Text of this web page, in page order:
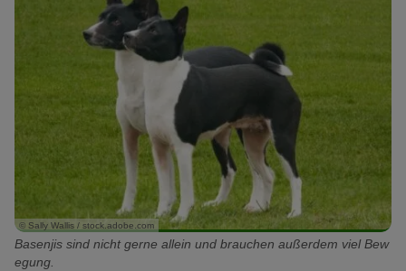
© Sally Wallis / stock.adobe.com
Basenjis sind nicht gerne allein und brauchen außerdem viel Bew
egung.